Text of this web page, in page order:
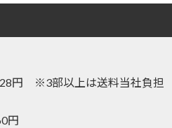
円 ※3部以上は送料当社負担
円